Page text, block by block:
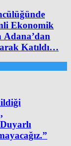
Ekonomik
Katıldı…